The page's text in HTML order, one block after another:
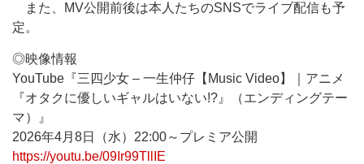
また、MV公開前後は本人たちのSNSでライブ配信も予
定。
◎映像情報
YouTube『三四少女 – 一生仲仔【Music Video】｜アニメ
『オタクに優しいギャルはいない!?』（エンディングテー
マ）』
2026年4月8日（水）22:00～プレミア公開
https://youtu.be/09Ir99TllIE